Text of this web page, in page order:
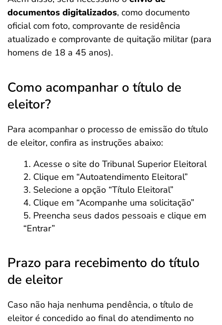
documentos digitalizados, como documento
oficial com foto, comprovante de residência
atualizado e comprovante de quitação militar (para
homens de 18 a 45 anos).
Como acompanhar o título de
eleitor?
Para acompanhar o processo de emissão do título
de eleitor, confira as instruções abaixo:
Acesse o site do Tribunal Superior Eleitoral
Clique em “Autoatendimento Eleitoral”
Selecione a opção “Título Eleitoral”
Clique em “Acompanhe uma solicitação”
Preencha seus dados pessoais e clique em
“Entrar”
Prazo para recebimento do título
de eleitor
Caso não haja nenhuma pendência, o título de
eleitor é concedido ao final do atendimento no